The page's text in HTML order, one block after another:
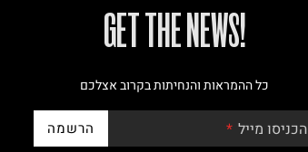
!GET THE NEWS
כל ההמראות והנחיתות בקרוב אצלכם
הכניסו מייל הרשמה